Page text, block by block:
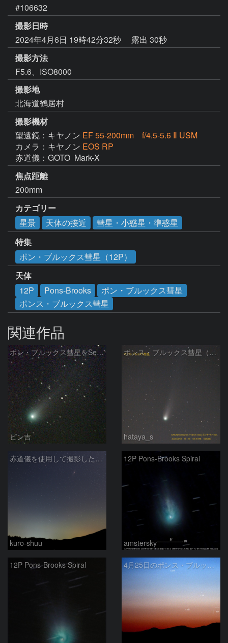
#106632
撮影日時
2024年4月6日 19時42分32秒
露出 30秒
撮影方法
F5.6、ISO8000
撮影地
北海道鶴居村
撮影機材
望遠鏡：キヤノン EF 55-200mm f/4.5-5.6 Ⅱ USM
カメラ：キヤノン EOS RP
赤道儀：GOTO  Mark-X
焦点距離
200mm
カテゴリー
星景
天体の接近
彗星・小惑星・準惑星
特集
ポン・ブルックス彗星（12P）
天体
12P
Pons-Brooks
ポン・ブルックス彗星
ポンス・ブルックス彗星
関連作品
ポン・ブルックス彗星をSeeStar S50で撮影画像を再処理
ピン吉
ポンス・ブルックス彗星（12P/Pons-Brooks）2024/04/01
hataya_s
赤道儀を使用して撮影した画像のSequatorによるコンポジット結果
kuro-shuu
12P Pons-Brooks Spiral
amstersky
12P Pons-Brooks Spiral 4月25日のポンス・ブルックス彗星(12P)